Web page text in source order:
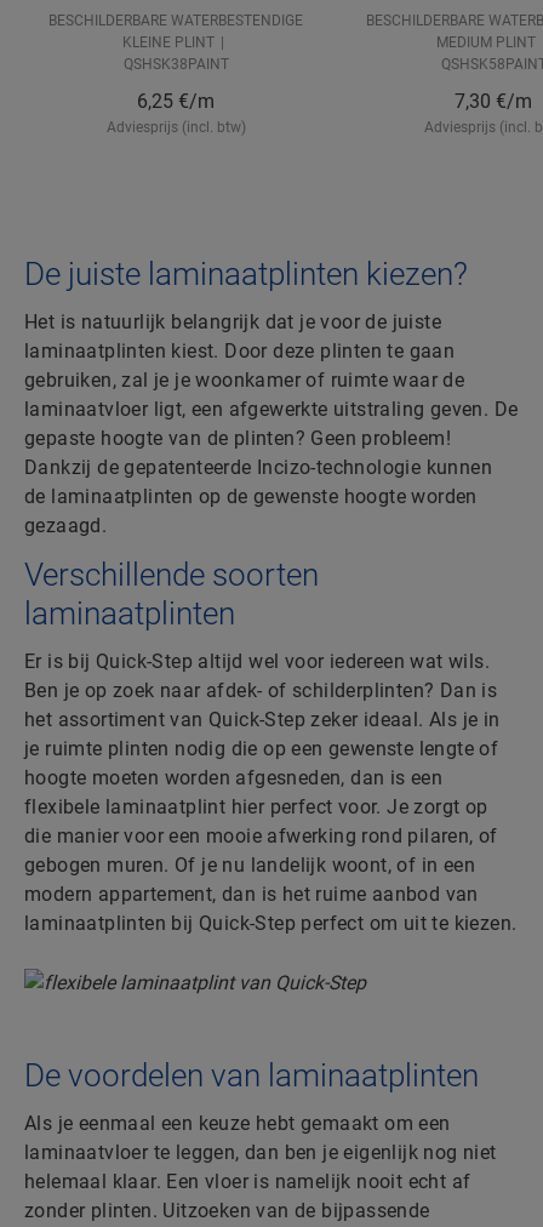
BESCHILDERBARE WATERBESTENDIGE
KLEINE PLINT
QSHSK38PAINT
6,25 €/m
Adviesprijs (incl. btw)
BESCHILDERBARE
MEDIUM PLINT
7,30 €/m
Adviesprijs (incl.
De juiste laminaatplinten kiezen?
Het is natuurlijk belangrijk dat je voor de juiste
laminaatplinten kiest. Door deze plinten te gaan
gebruiken, zal je je woonkamer of ruimte waar de
laminaatvloer ligt, een afgewerkte uitstraling geven. De
gepaste hoogte van de plinten? Geen probleem!
Dankzij de gepatenteerde Incizo-technologie kunnen
de laminaatplinten op de gewenste hoogte worden
gezaagd.
Verschillende soorten
laminaatplinten
Er is bij Quick-Step altijd wel voor iedereen wat wils.
Ben je op zoek naar afdek- of schilderplinten? Dan is
het assortiment van Quick-Step zeker ideaal. Als je in
je ruimte plinten nodig die op een gewenste lengte of
hoogte moeten worden afgesneden, dan is een
flexibele laminaatplint hier perfect voor. Je zorgt op
die manier voor een mooie afwerking rond pilaren, of
gebogen muren. Of je nu landelijk woont, of in een
modern appartement, dan is het ruime aanbod van
laminaatplinten bij Quick-Step perfect om uit te kiezen.
De voordelen van laminaatplinten
Als je eenmaal een keuze hebt gemaakt om een
laminaatvloer te leggen, dan ben je eigenlijk nog niet
helemaal klaar. Een vloer is namelijk nooit echt af
zonder plinten. Uitzoeken van de bijpassende